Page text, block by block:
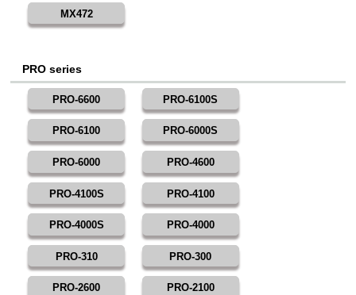
MX472
PRO series
PRO-6600 PRO-6100S
PRO-6100 PRO-6000S
PRO-6000 PRO-4600
PRO-4100S PRO-4100
PRO-4000S PRO-4000
PRO-310 PRO-300
PRO-2600 PRO-2100